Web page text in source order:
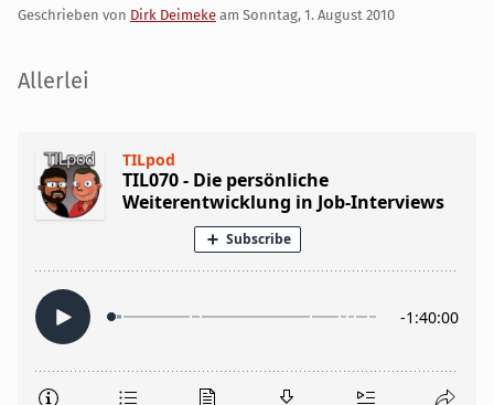
Geschrieben von Dirk Deimeke am Sonntag, 1. August 2010
Seitenleiste
Allerlei